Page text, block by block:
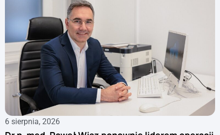
6 sierpnia, 2026